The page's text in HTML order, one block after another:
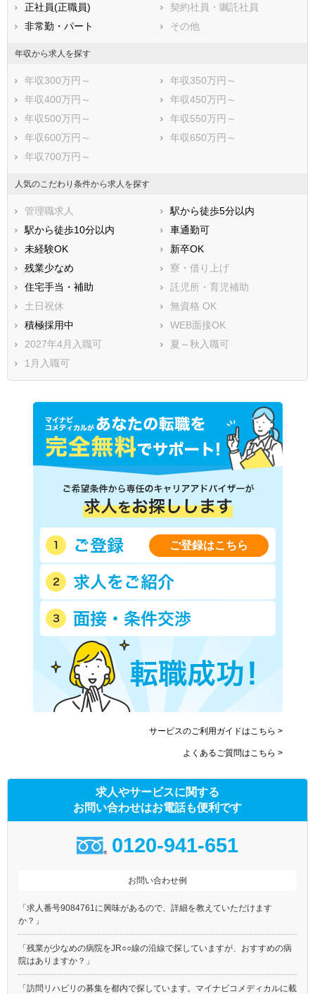
鹿児島県
正社員(正職員)
契約社員・嘱託社員
非常勤・パート
その他
年収から求人を探す
年収300万円～
年収350万円～
年収400万円～
年収450万円～
年収500万円～
年収550万円～
年収600万円～
年収650万円～
年収700万円～
人気のこだわり条件から求人を探す
管理職求人
駅から徒歩5分以内
駅から徒歩10分以内
車通勤可
未経験OK
新卒OK
残業少なめ
寮・借り上げ
住宅手当・補助
託児所・育児補助
土日祝休
無資格 OK
積極採用中
WEB面接OK
2027年4月入職可
夏～秋入職可
1月入職可
ご登録はこちら
サービスのご利用ガイドはこちら >
よくあるご質問はこちら >
求人やサービスに関する
お問い合わせはお電話も便利です
0120-941-651
お問い合わせ例
「求人番号9084761に興味があるので、詳細を教えていただけます
か？」
「残業が少なめの病院をJR○○線の沿線で探していますが、おすすめの病
院はありますか？」
「訪問リハビリの募集を都内で探しています。マイナビコメディカルに載